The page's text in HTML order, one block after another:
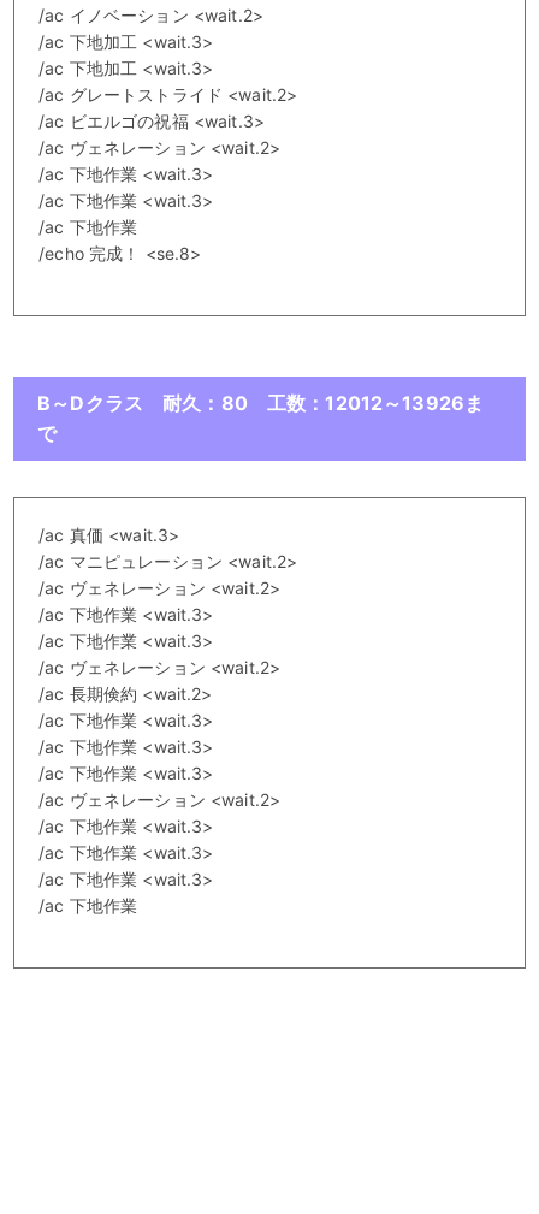
/ac イノベーション <wait.2>
/ac 下地加工 <wait.3>
/ac 下地加工 <wait.3>
/ac グレートストライド <wait.2>
/ac ビエルゴの祝福 <wait.3>
/ac ヴェネレーション <wait.2>
/ac 下地作業 <wait.3>
/ac 下地作業 <wait.3>
/ac 下地作業
/echo 完成！ <se.8>
B～Dクラス 耐久：80 工数：12012～13926ま
で
/ac 真価 <wait.3>
/ac マニピュレーション <wait.2>
/ac ヴェネレーション <wait.2>
/ac 下地作業 <wait.3>
/ac 下地作業 <wait.3>
/ac ヴェネレーション <wait.2>
/ac 長期倹約 <wait.2>
/ac 下地作業 <wait.3>
/ac 下地作業 <wait.3>
/ac 下地作業 <wait.3>
/ac ヴェネレーション <wait.2>
/ac 下地作業 <wait.3>
/ac 下地作業 <wait.3>
/ac 下地作業 <wait.3>
/ac 下地作業